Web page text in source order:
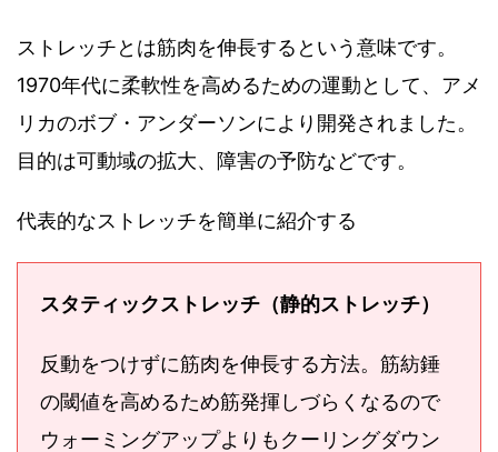
ストレッチとは筋肉を伸長するという意味です。
1970年代に柔軟性を高めるための運動として、アメ
リカのボブ・アンダーソンにより開発されました。
目的は可動域の拡大、障害の予防などです。
代表的なストレッチを簡単に紹介する
スタティックストレッチ（静的ストレッチ）
反動をつけずに筋肉を伸長する方法。筋紡錘
の閾値を高めるため筋発揮しづらくなるので
ウォーミングアップよりもクーリングダウン